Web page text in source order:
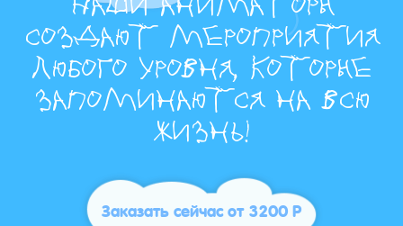
создают мероприятия
любого уровня, которые
запоминаются на всю
жизнь!
Заказать сейчас от 3200 Р